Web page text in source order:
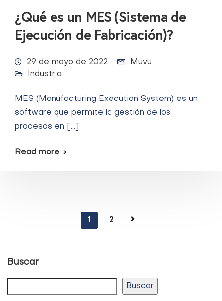
¿Qué es un MES (Sistema de
Ejecución de Fabricación)?
29 de mayo de 2022
Muvu
Industria
MES (Manufacturing Execution System) es un
software que permite la gestión de los
procesos en […]
Read more
1 2
Buscar
Buscar